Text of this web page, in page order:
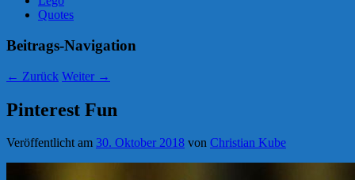
Quotes
Beitrags-Navigation
← Zurück Weiter →
Pinterest Fun
Veröffentlicht am 30. Oktober 2018 von Christian Kube